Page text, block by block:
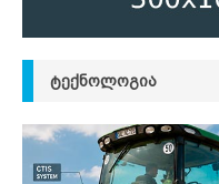
ᲢᲔᲥᲜᲝᲚᲝᲒᲘᲐ